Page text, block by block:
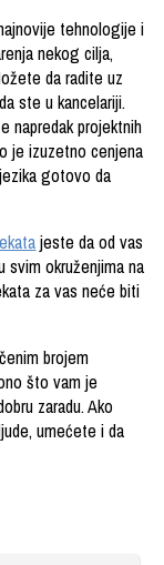
tehnologije i
nekog cilja,
da radite uz
ste u kancelariji.
napredak projektnih
je izuzetno cenjena
gotovo da
jeste da od vas
svim okruženjima na
za vas neće biti
brojem
što vam je
zaradu. Ako
umećete i da